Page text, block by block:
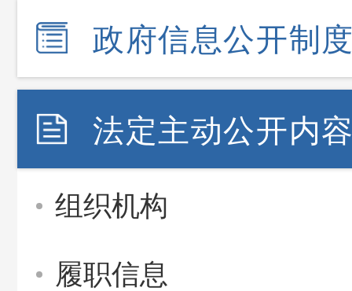
政府信息公开制
法定主动公开内
组织机构
履职信息